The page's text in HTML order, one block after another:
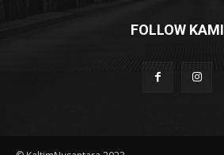
FOLLOW KAMI